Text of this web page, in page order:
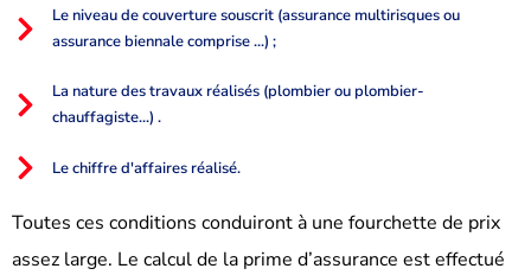
Le niveau de couverture souscrit (assurance multirisques ou
assurance biennale comprise ...) ;
La nature des travaux réalisés (plombier ou plombier-
chauffagiste...) .
Le chiffre d'affaires réalisé.
Toutes ces conditions conduiront à une fourchette de prix
assez large. Le calcul de la prime d’assurance est effectué